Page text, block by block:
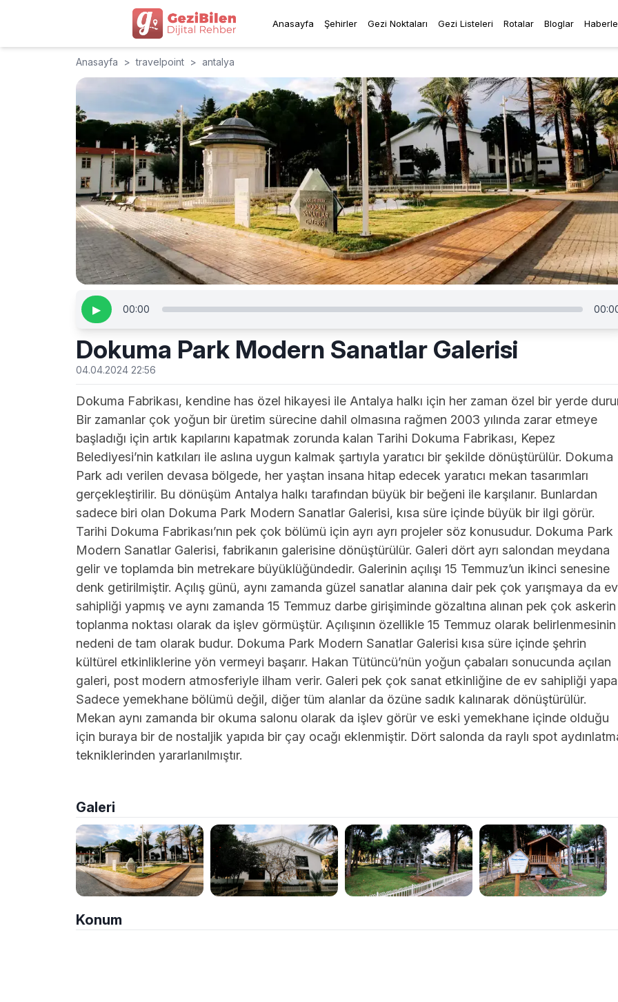
Anasayfa Şehirler Gezi Noktaları Gezi Listeleri Rotalar Bloglar
Anasayfa > travelpoint > antalya
▶ 00:00
Dokuma Park Modern Sanatlar Galerisi
04.04.2024 22:56
Dokuma Fabrikası, kendine has özel hikayesi ile Antalya halkı için her zaman özel bir yerde
Bir zamanlar çok yoğun bir üretim sürecine dahil olmasına rağmen 2003 yılında zarar etmeye
başladığı için artık kapılarını kapatmak zorunda kalan Tarihi Dokuma Fabrikası, Kepez
Belediyesi’nin katkıları ile aslına uygun kalmak şartıyla yaratıcı bir şekilde dönüştürülür. Dokuma
Park adı verilen devasa bölgede, her yaştan insana hitap edecek yaratıcı mekan tasarımları
gerçekleştirilir. Bu dönüşüm Antalya halkı tarafından büyük bir beğeni ile karşılanır. Bunlardan
sadece biri olan Dokuma Park Modern Sanatlar Galerisi, kısa süre içinde büyük bir ilgi görür.
Tarihi Dokuma Fabrikası’nın pek çok bölümü için ayrı ayrı projeler söz konusudur. Dokuma Park
Modern Sanatlar Galerisi, fabrikanın galerisine dönüştürülür. Galeri dört ayrı salondan meydana
gelir ve toplamda bin metrekare büyüklüğündedir. Galerinin açılışı 15 Temmuz’un ikinci senesine
denk getirilmiştir. Açılış günü, aynı zamanda güzel sanatlar alanına dair pek çok yarışmaya da ev
sahipliği yapmış ve aynı zamanda 15 Temmuz darbe girişiminde gözaltına alınan pek çok askerin
toplanma noktası olarak da işlev görmüştür. Açılışının özellikle 15 Temmuz olarak belirlenmesinin
nedeni de tam olarak budur. Dokuma Park Modern Sanatlar Galerisi kısa süre içinde şehrin
kültürel etkinliklerine yön vermeyi başarır. Hakan Tütüncü’nün yoğun çabaları sonucunda açılan
galeri, post modern atmosferiyle ilham verir. Galeri pek çok sanat etkinliğine de ev sahipliği
Sadece yemekhane bölümü değil, diğer tüm alanlar da özüne sadık kalınarak dönüştürülür.
Mekan aynı zamanda bir okuma salonu olarak da işlev görür ve eski yemekhane içinde olduğu
için buraya bir de nostaljik yapıda bir çay ocağı eklenmiştir. Dört salonda da raylı spot
tekniklerinden yararlanılmıştır.
Galeri
Konum